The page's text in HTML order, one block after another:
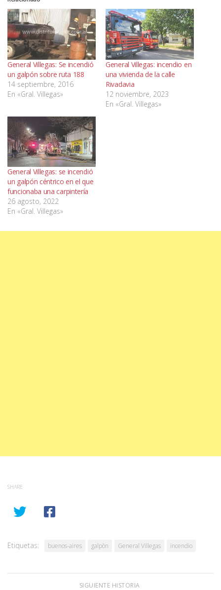
General Villegas: Se incendió
un galpón sobre ruta 188
14 septiembre, 2016
En «Gral. Villegas»
General Villegas: incendio en
una vivienda de la calle
Rivadavia
12 noviembre, 2023
En «Gral. Villegas»
General Villegas: se incendió
un galpón céntrico en el que
funcionaba una carpintería
26 agosto, 2022
En «Gral. Villegas»
SHARE
Etiquetas: buenos-aires galpòn General Villegas incendio
SIGUIENTE HISTORIA